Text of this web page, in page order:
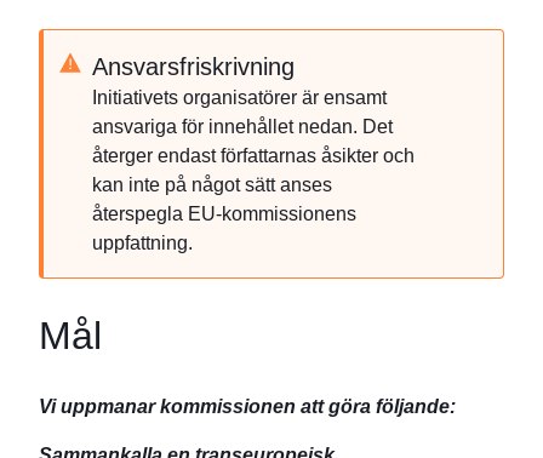
Ansvarsfriskrivning
Initiativets organisatörer är ensamt
ansvariga för innehållet nedan. Det
återger endast författarnas åsikter och
kan inte på något sätt anses
återspegla EU-kommissionens
uppfattning.
Mål
Vi uppmanar kommissionen att göra följande: